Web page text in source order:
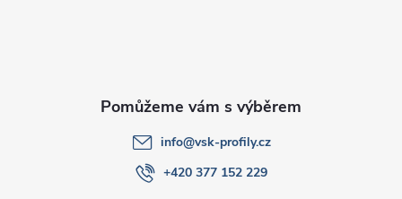
info@vsk-profily.cz
+420 377 152 229